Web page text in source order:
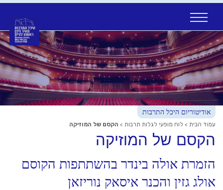
Skip
to
content
אודיטוריום היכל התרבות
עמוד הבית > לוח מופעי לגלות תרבות > הקסם של המוזיקה
הקסם של המוזיקה
הזמרת אולה בינדר בהשתתפות הקוסם
אולג גזין והכנר איסאק נוריזאן